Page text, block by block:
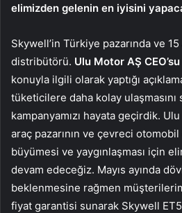
elimizden gelenin en iyisini
Skywell’in Türkiye pazarında ve
distribütörü. Ulu Motor AŞ
konuyla ilgili olarak yaptığı
tüketicilere daha kolay ulaşmasını
kampanyamızı hayata geçirdik.
araç pazarının ve çevreci
büyümesi ve yaygınlaşması için
devam edeceğiz. Mayıs ayında
beklenmesine rağmen
fiyat garantisi sunarak Skywell